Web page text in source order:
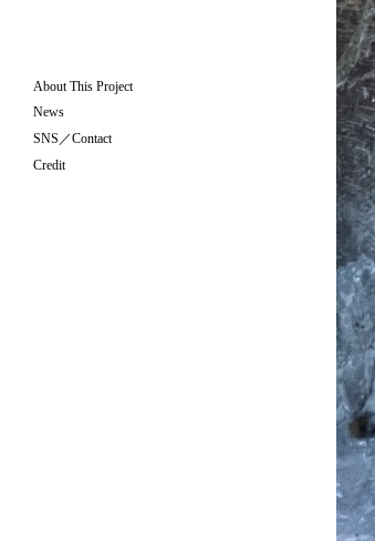
About This Project
News
SNS／Contact
Credit